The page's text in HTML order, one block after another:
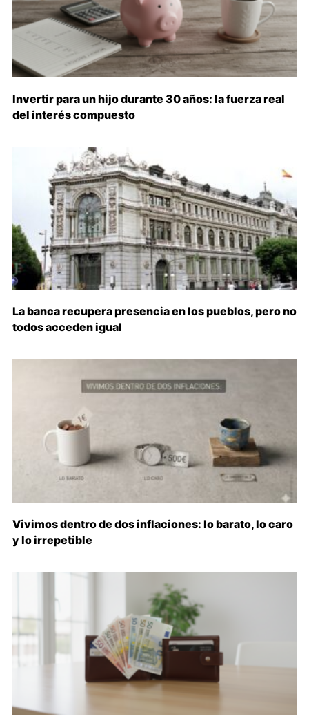
Invertir para un hijo durante 30 años: la fuerza real
del interés compuesto
La banca recupera presencia en los pueblos, pero no
todos acceden igual
Vivimos dentro de dos inflaciones: lo barato, lo caro
y lo irrepetible